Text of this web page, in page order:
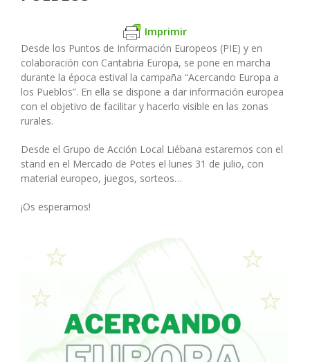
Imprimir
Desde los Puntos de Información Europeos (PIE) y en
colaboración con Cantabria Europa, se pone en marcha
durante la época estival la campaña “Acercando Europa a
los Pueblos”. En ella se dispone a dar información europea
con el objetivo de facilitar y hacerlo visible en las zonas
rurales.
Desde el Grupo de Acción Local Liébana estaremos con el
stand en el Mercado de Potes el lunes 31 de julio, con
material europeo, juegos, sorteos…
¡Os esperamos!